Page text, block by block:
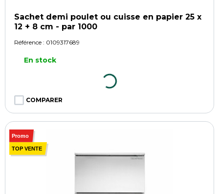
Sachet demi poulet ou cuisse en papier 25 x
12 + 8 cm - par 1000
Référence : 0109317689
En stock
COMPARER
Promo
TOP VENTE